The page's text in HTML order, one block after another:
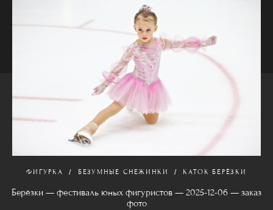
ФИГУРКА БЕЗУМНЫЕ СНЕЖИНКИ КАТОК БЕРЁЗКИ
Берёзки — фестиваль юных фигуристов — 2025-12-06 — заказ
фото